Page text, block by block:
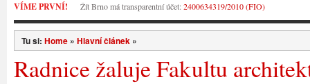
VÍME PRVNÍ! Žít Brno má transparentní účet:2400634319/2010 (FIO)
Tu si: Home » Hlavní článek »
Radnice žaluje Fakultu